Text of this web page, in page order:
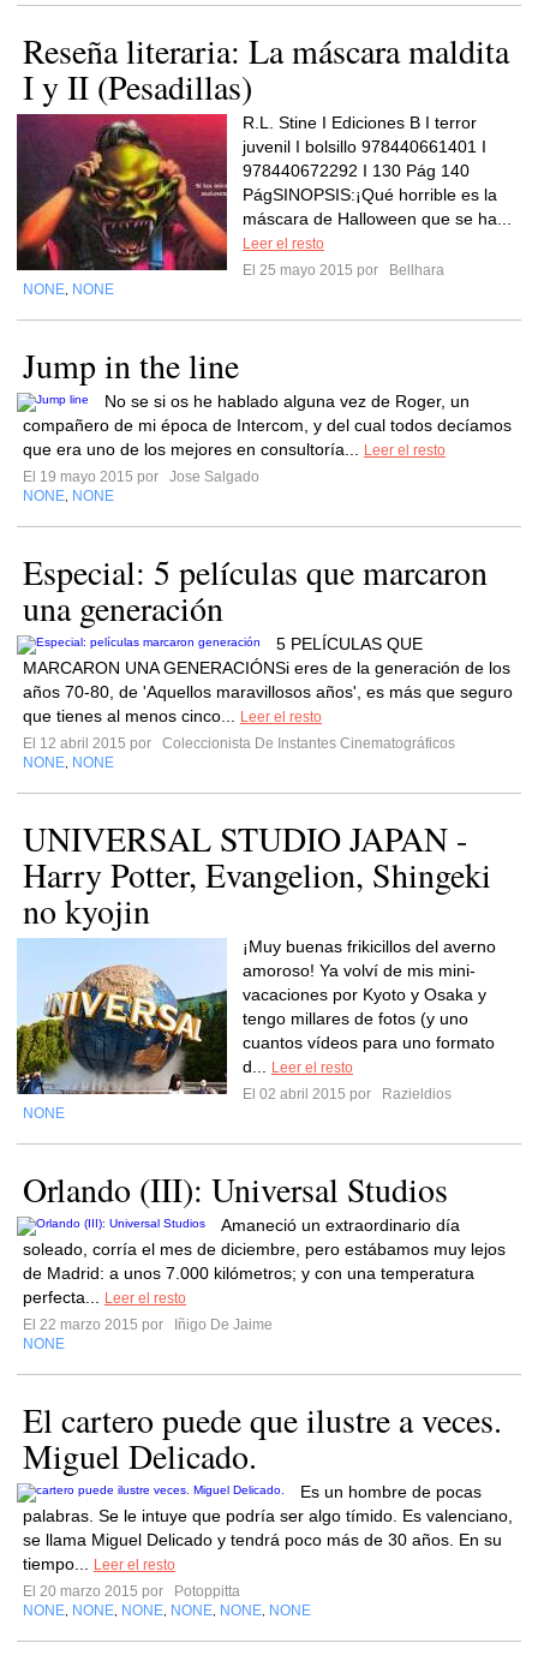
Reseña literaria: La máscara maldita
I y II (Pesadillas)
R.L. Stine I Ediciones B I terror
juvenil I bolsillo 978440661401 I
978440672292 I 130 Pág 140
PágSINOPSIS:¡Qué horrible es la
máscara de Halloween que se ha...
Leer el resto
El 25 mayo 2015 por
Bellhara
NONE NONE
Jump in the line
No se si os he hablado alguna vez de Roger, un
compañero de mi época de Intercom, y del cual todos decíamos
que era uno de los mejores en consultoría...
Leer el resto
El 19 mayo 2015 por
Jose Salgado
NONE NONE
Especial: 5 películas que marcaron
una generación
5 PELÍCULAS QUE
MARCARON UNA GENERACIÓNSi eres de la generación de los
años 70-80, de 'Aquellos maravillosos años', es más que seguro
que tienes al menos cinco...
Leer el resto
El 12 abril 2015 por
Coleccionista De Instantes Cinematográficos
NONE NONE
UNIVERSAL STUDIO JAPAN -
Harry Potter, Evangelion, Shingeki
no kyojin
¡Muy buenas frikicillos del averno
amoroso! Ya volví de mis mini-
vacaciones por Kyoto y Osaka y
tengo millares de fotos (y uno
cuantos vídeos para uno formato
d...
Leer el resto
El 02 abril 2015 por
Razieldios
NONE
Orlando (III): Universal Studios
Amaneció un extraordinario día
soleado, corría el mes de diciembre, pero estábamos muy lejos
de Madrid: a unos 7.000 kilómetros; y con una temperatura
perfecta...
Leer el resto
El 22 marzo 2015 por
Iñigo De Jaime
NONE
El cartero puede que ilustre a veces.
Miguel Delicado.
Es un hombre de pocas
palabras. Se le intuye que podría ser algo tímido. Es valenciano,
se llama Miguel Delicado y tendrá poco más de 30 años. En su
tiempo...
Leer el resto
El 20 marzo 2015 por
Potoppitta
NONE NONE NONE NONE NONE NONE